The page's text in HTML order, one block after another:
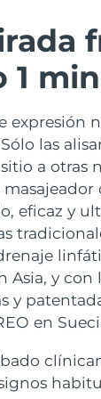
1
expresión
las
a otras
eficaz y
Asia, y con
y
en
4 pack
massage
4 Plus
LED
4 Men
2 pack
toning
2 go
2 eyes
3 pack
facial hydration
3 LED
infrared and
4
silicone
hybrid